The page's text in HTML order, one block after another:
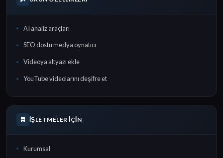
AI analiz araçları
SEO dostu medya oynatıcı
Videoya altyazı ekle
YouTube videolarını deşifre et
İŞLETMELER İÇIN
Kurumsal